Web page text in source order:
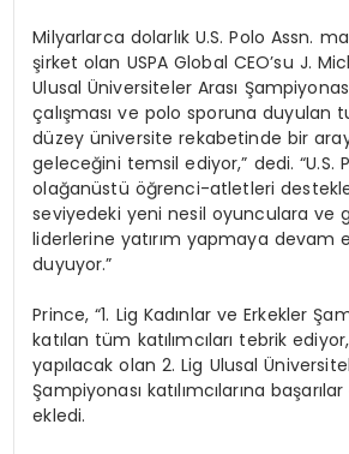
Milyarlarca dolarlık U.S. Polo Assn.
şirket olan USPA Global CEO’su J.
Ulusal Üniversiteler Arası
çalışması ve polo sporuna duyulan
düzey üniversite rekabetinde bir
geleceğini temsil ediyor,” dedi. “U.S.
olağanüstü öğrenci-atletleri
seviyedeki yeni nesil oyunculara ve
liderlerine yatırım yapmaya devam
duyuyor.”
Prince, “1. Lig Kadınlar ve Erkekler
katılan tüm katılımcıları tebrik
yapılacak olan 2. Lig Ulusal
Şampiyonası katılımcılarına
ekledi.